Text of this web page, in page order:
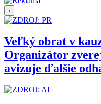
‹
Veľký obrat v
Organizátor
avizuje ďalšie